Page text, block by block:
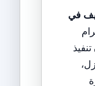
في